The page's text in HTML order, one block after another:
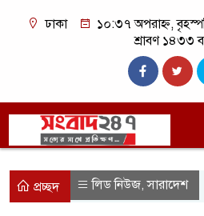
ঢাকা
১০:৩৭ অপরাহ্ন,
শ্রাবণ ১৪৩৩
প্রচ্ছদ লিড নিউজ,সারাদেশ